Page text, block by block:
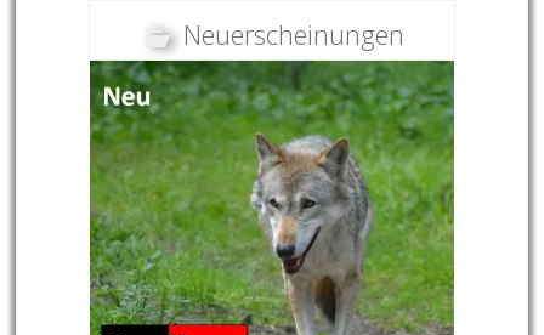
Neuerscheinungen